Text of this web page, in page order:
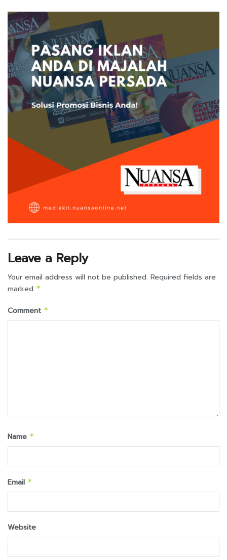
Leave a Reply
Your email address will not be published. Required fields are
marked *
Comment *
Name *
Email *
Website